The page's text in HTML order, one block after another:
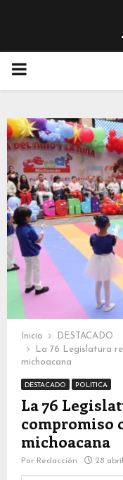
PRIMARY
Inicio
DESTACADO
La 76 Legislatura
michoacana
DESTACADO POLITICA
La 76
compromiso
michoacana
Por Redacción 28